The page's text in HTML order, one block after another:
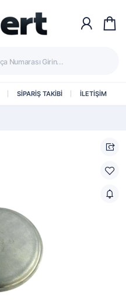
SİPARİŞ TAKİBİ İLETİŞİM